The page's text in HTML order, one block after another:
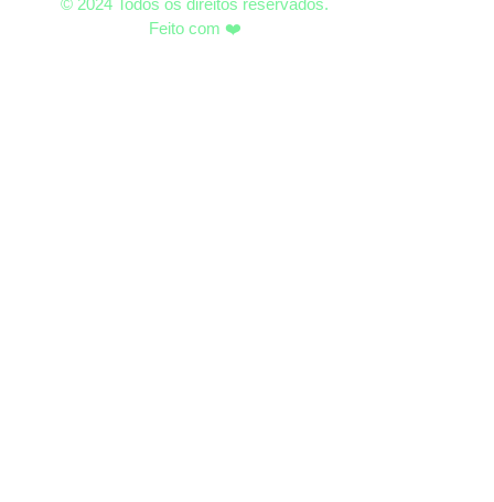
© 2024 Todos os direitos reservados.
Feito com ❤️